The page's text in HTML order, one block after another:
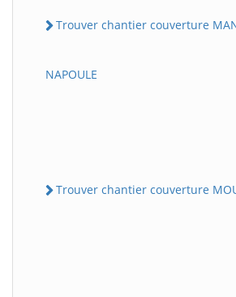
Trouver chantier couverture
NAPOULE
Trouver chantier couverture